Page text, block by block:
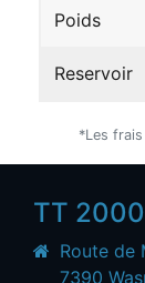
Poids
Reservoir
*Les
TT 2000
Route de
7390